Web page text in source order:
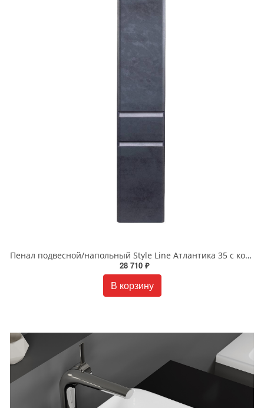
Пенал подвесной/напольный Style Line Атлантика 35 с корзиной люкс бетон темный PLUS СС-00002284
28 710 ₽
В корзину